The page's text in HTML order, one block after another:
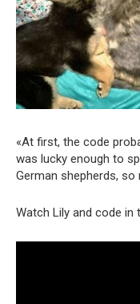
«At first, the code
was lucky enough to
German shepherds,
Watch Lily and code in